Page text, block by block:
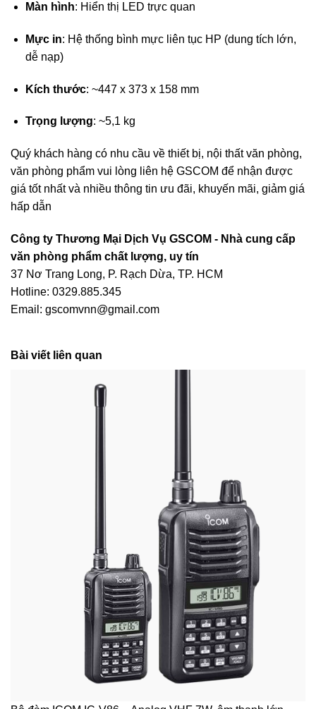
Màn hình: Hiển thị LED trực quan
Mực in: Hệ thống bình mực liên tục HP (dung tích lớn,
dễ nạp)
Kích thước: ~447 x 373 x 158 mm
Trọng lượng: ~5,1 kg
Quý khách hàng có nhu cầu về thiết bị, nội thất văn phòng,
văn phòng phẩm vui lòng liên hệ GSCOM để nhận được
giá tốt nhất và nhiều thông tin ưu đãi, khuyến mãi, giảm giá
hấp dẫn
Công ty Thương Mại Dịch Vụ GSCOM - Nhà cung cấp
văn phòng phẩm chất lượng, uy tín
37 Nơ Trang Long, P. Rạch Dừa, TP. HCM
Hotline: 0329.885.345
Email: gscomvnn@gmail.com
Bài viết liên quan